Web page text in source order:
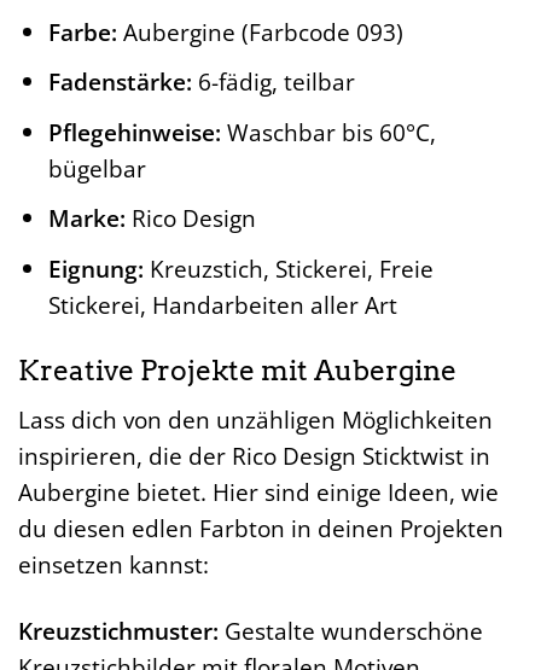
Farbe: Aubergine (Farbcode 093)
Fadenstärke: 6-fädig, teilbar
Pflegehinweise: Waschbar bis 60°C,
bügelbar
Marke: Rico Design
Eignung: Kreuzstich, Stickerei, Freie
Stickerei, Handarbeiten aller Art
Kreative Projekte mit Aubergine
Lass dich von den unzähligen Möglichkeiten
inspirieren, die der Rico Design Sticktwist in
Aubergine bietet. Hier sind einige Ideen, wie
du diesen edlen Farbton in deinen Projekten
einsetzen kannst:
Kreuzstichmuster: Gestalte wunderschöne